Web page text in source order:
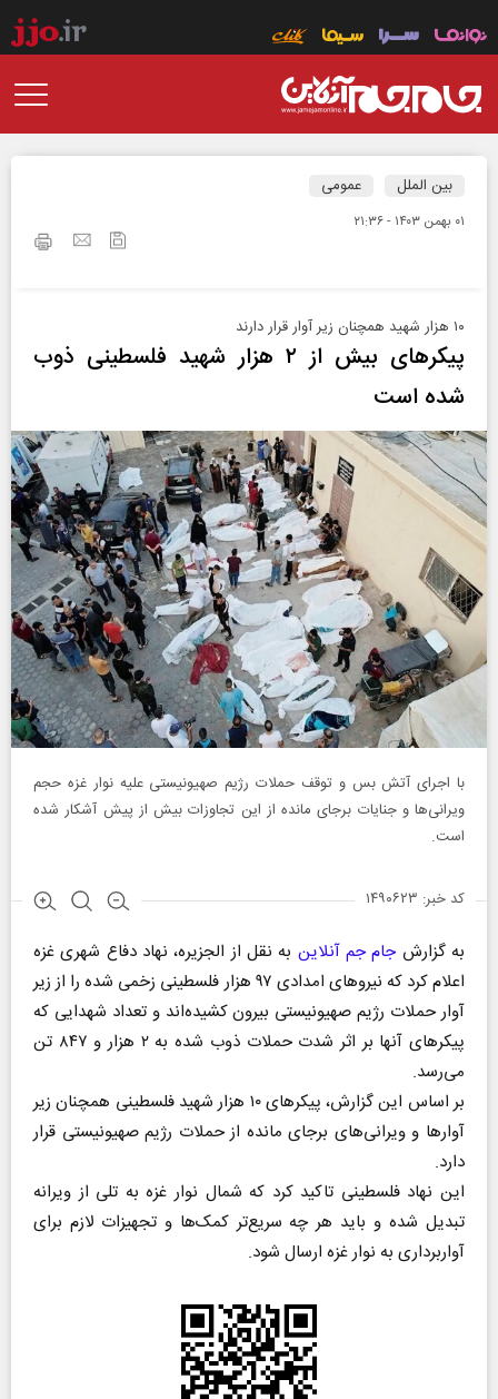
بین الملل عمومی
۰۱ بهمن ۱۴۰۳ - ۲۱:۳۶
۱۰ هزار شهید همچنان زیر آوار قرار دارند
پیکرهای بیش از ۲ هزار شهید فلسطینی ذوب
شده است
با اجرای آتش بس و توقف حملات رژیم صهیونیستی علیه نوار غزه حجم
ویرانی‌ها و جنایات برجای مانده از این تجاوزات بیش از پیش آشکار شده
است.
کد خبر: ۱۴۹۰۶۲۳
به گزارشجام جم آنلاین به نقل از الجزیره، نهاد دفاع شهری غزه
اعلام کرد که نیروهای امدادی ۹۷ هزار فلسطینی زخمی شده را از زیر
آوار حملات رژیم صهیونیستی بیرون کشیده‌اند و تعداد شهدایی که
پیکرهای آنها بر اثر شدت حملات ذوب شده به ۲ هزار و ۸۴۷ تن
می‌رسد.
بر اساس این گزارش، پیکرهای ۱۰ هزار شهید فلسطینی همچنان زیر
آوارها و ویرانی‌های برجای مانده از حملات رژیم صهیونیستی قرار
دارد.
این نهاد فلسطینی تاکید کرد که شمال نوار غزه به تلی از ویرانه
تبدیل شده و باید هر چه سریع‌تر کمک‌ها و تجهیزات لازم برای
آواربرداری به نوار غزه ارسال شود.